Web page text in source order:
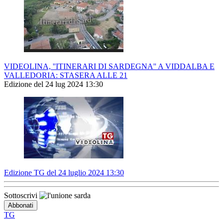
VIDEOLINA, ''ITINERARI DI SARDEGNA'' A VIDDALBA E
VALLEDORIA: STASERA ALLE 21
Edizione del 24 lug 2024 13:30
Edizione TG del 24 luglio 2024 13:30
Sottoscrivi
TG